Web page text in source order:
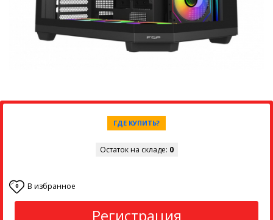
ГДЕ КУПИТЬ?
Остаток на складе: 0
0 В избранное
Регистрация